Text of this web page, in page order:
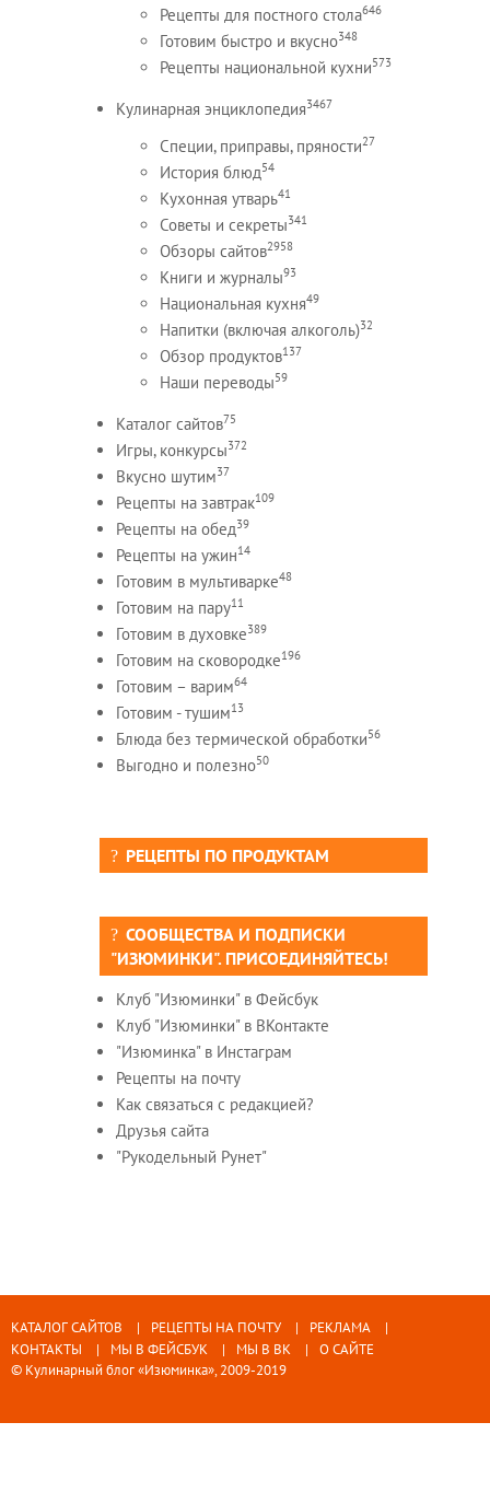
Рецепты для постного стола646
Готовим быстро и вкусно348
Рецепты национальной кухни573
Кулинарная энциклопедия3467
Специи, приправы, пряности27
История блюд54
Кухонная утварь41
Советы и секреты341
Обзоры сайтов2958
Книги и журналы93
Национальная кухня49
Напитки (включая алкоголь)32
Обзор продуктов137
Наши переводы59
Каталог сайтов75
Игры, конкурсы372
Вкусно шутим37
Рецепты на завтрак109
Рецепты на обед39
Рецепты на ужин14
Готовим в мультиварке48
Готовим на пару11
Готовим в духовке389
Готовим на сковородке196
Готовим – варим64
Готовим - тушим13
Блюда без термической обработки56
Выгодно и полезно50
РЕЦЕПТЫ ПО ПРОДУКТАМ
СООБЩЕСТВА И ПОДПИСКИ
"ИЗЮМИНКИ". ПРИСОЕДИНЯЙТЕСЬ!
Клуб "Изюминки" в Фейсбук
Клуб "Изюминки" в ВКонтакте
"Изюминка" в Инстаграм
Рецепты на почту
Как связаться с редакцией?
Друзья сайта
"Рукодельный Рунет"
КАТАЛОГ САЙТОВ РЕЦЕПТЫ НА ПОЧТУ
РЕКЛАМА
КОНТАКТЫ
МЫ В ФЕЙСБУК МЫ В ВК
О САЙТЕ
© Кулинарный блог «Изюминка», 2009-2019